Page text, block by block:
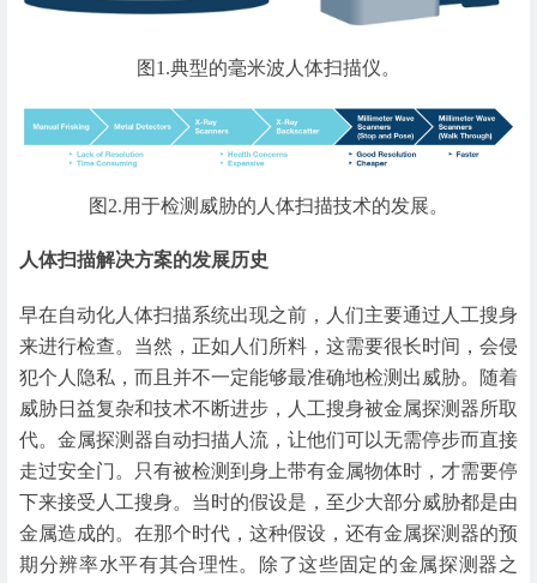
图1.典型的毫米波人体扫描仪。
图2.用于检测威胁的人体扫描技术的发展。
人体扫描解决方案的发展历史
早在自动化人体扫描系统出现之前，人们主要通过人工搜身
来进行检查。当然，正如人们所料，这需要很长时间，会侵
犯个人隐私，而且并不一定能够最准确地检测出威胁。随着
威胁日益复杂和技术不断进步，人工搜身被金属探测器所取
代。金属探测器自动扫描人流，让他们可以无需停步而直接
走过安全门。只有被检测到身上带有金属物体时，才需要停
下来接受人工搜身。当时的假设是，至少大部分威胁都是由
金属造成的。在那个时代，这种假设，还有金属探测器的预
期分辨率水平有其合理性。除了这些固定的金属探测器之